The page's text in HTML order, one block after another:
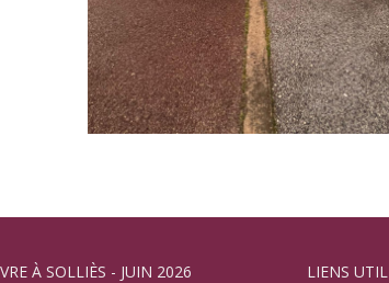
À SOLLIÈS - JUIN 2026 LIENS